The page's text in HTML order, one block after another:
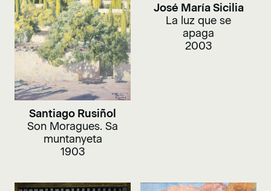
Santiago Rusiñol
Son Moragues. Sa
muntanyeta
1903
José María Sicilia
La luz que se
apaga
2003